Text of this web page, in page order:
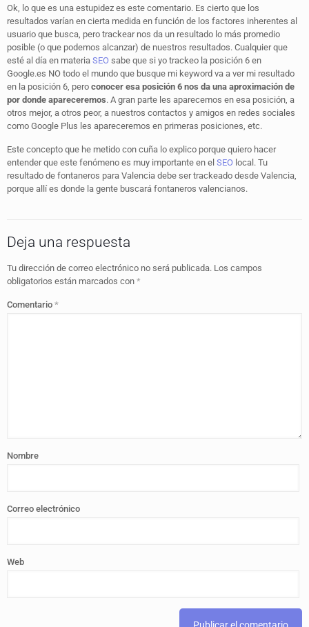
Ok, lo que es una estupidez es este comentario. Es cierto que los
resultados varían en cierta medida en función de los factores inherentes al
usuario que busca, pero trackear nos da un resultado lo más promedio
posible (o que podemos alcanzar) de nuestros resultados. Cualquier que
esté al día en materia SEO sabe que si yo trackeo la posición 6 en
Google.es NO todo el mundo que busque mi keyword va a ver mi resultado
en la posición 6, pero conocer esa posición 6 nos da una aproximación de
por donde apareceremos. A gran parte les aparecemos en esa posición, a
otros mejor, a otros peor, a nuestros contactos y amigos en redes sociales
como Google Plus les apareceremos en primeras posiciones, etc.
Este concepto que he metido con cuña lo explico porque quiero hacer
entender que este fenómeno es muy importante en el SEO local. Tu
resultado de fontaneros para Valencia debe ser trackeado desde Valencia,
porque allí es donde la gente buscará fontaneros valencianos.
Deja una respuesta
Tu dirección de correo electrónico no será publicada. Los campos
obligatorios están marcados con *
Comentario *
Nombre
Correo electrónico
Web